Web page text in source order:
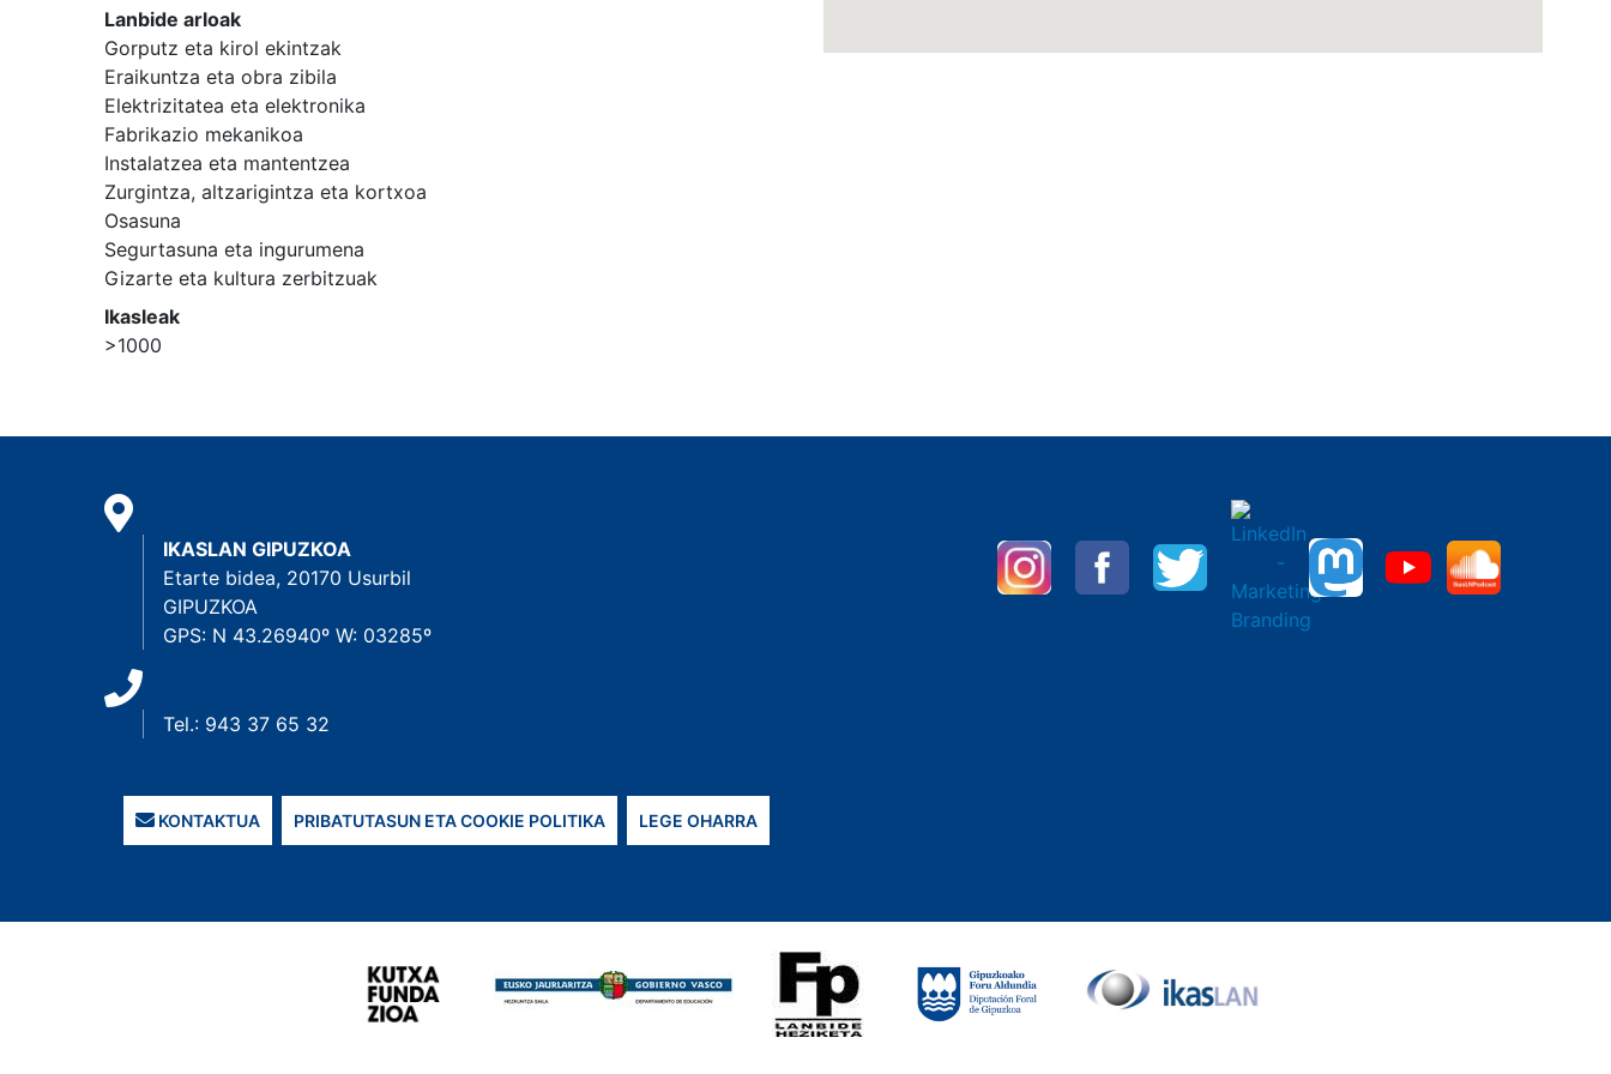
Lanbide arloak
Gorputz eta kirol ekintzak
Eraikuntza eta obra zibila
Elektrizitatea eta elektronika
Fabrikazio mekanikoa
Instalatzea eta mantentzea
Zurgintza, altzarigintza eta kortxoa
Osasuna
Segurtasuna eta ingurumena
Gizarte eta kultura zerbitzuak
Ikasleak
>1000
IKASLAN GIPUZKOA
Etarte bidea, 20170 Usurbil
GIPUZKOA
GPS: N 43.26940º W: 03285º
Tel.: 943 37 65 32
KONTAKTUA PRIBATUTASUN ETA COOKIE POLITIKA LEGE OHARRA